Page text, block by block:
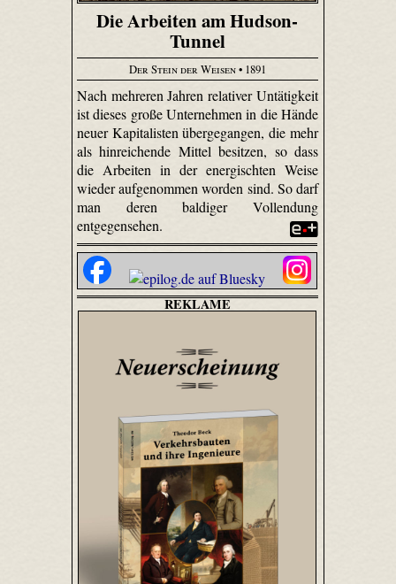
Die Arbeiten am Hudson-
Tunnel
Der Stein der Weisen• 1891
Nach mehreren Jahren relativer Untätigkeit
ist dieses große Unternehmen in die Hände
neuer Kapitalisten übergegangen, die mehr
als hinreichende Mittel besitzen, so dass
die Arbeiten in der energischten Weise
wieder aufgenommen worden sind. So darf
man deren baldiger Vollendung
entgegensehen.
REKLAME